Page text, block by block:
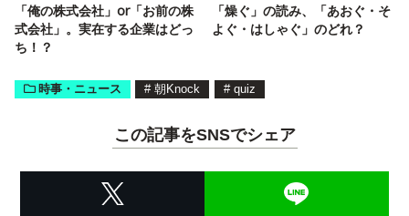
「俺の株式会社」or「お前の株
式会社」。実在する企業はどっ
ち！？
「燥ぐ」の読み、「あおぐ・そ
よぐ・はしゃぐ」のどれ？
時事・ニュース # 朝Knock # quiz
この記事をSNSでシェア